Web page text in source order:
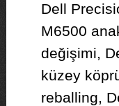
Dell
M6500
değişimi,
küzey
reballing,